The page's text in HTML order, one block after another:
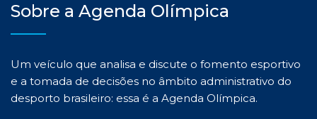
Sobre a Agenda Olímpica
Um veículo que analisa e discute o fomento esportivo
e a tomada de decisões no âmbito administrativo do
desporto brasileiro: essa é a Agenda Olímpica.